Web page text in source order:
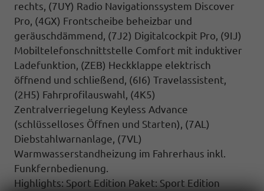
rechts, (7UY) Radio Navigationssystem Discover
Pro, (4GX) Frontscheibe beheizbar und
geräuschdämmend, (7J2) Digitalcockpit Pro, (9IJ)
Mobiltelefonschnittstelle Comfort mit induktiver
Ladefunktion, (ZEB) Heckklappe elektrisch
öffnend und schließend, (6I6) Travelassistent,
(2H5) Fahrprofilauswahl, (4K5)
Zentralverriegelung Keyless Advance
(schlüsselloses Öffnen und Starten), (7AL)
Diebstahlwarnanlage, (7VL)
Warmwasserstandheizung im Fahrerhaus inkl.
Funkfernbedienung.
Highlights: Sport Edition Paket: Sport Edition